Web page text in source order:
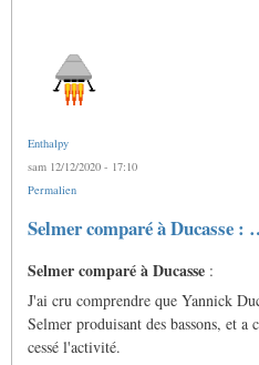
Enthalpy
sam 12/12/2020 - 17:10
Permalien
Selmer comparé à Ducasse :
Selmer comparé à Ducasse :
J'ai cru comprendre que Yannick
Selmer produisant des bassons, et a
cessé l'activité.